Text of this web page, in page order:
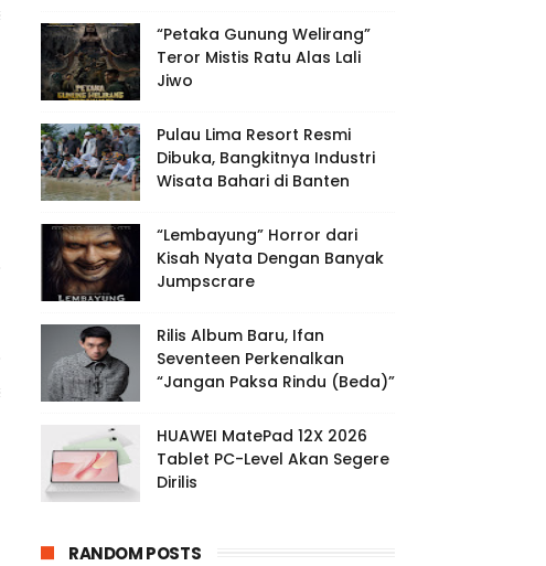
“Petaka Gunung Welirang”
Teror Mistis Ratu Alas Lali
Jiwo
Pulau Lima Resort Resmi
Dibuka, Bangkitnya Industri
Wisata Bahari di Banten
“Lembayung” Horror dari
Kisah Nyata Dengan Banyak
Jumpscrare
Rilis Album Baru, Ifan
Seventeen Perkenalkan
“Jangan Paksa Rindu (Beda)”
HUAWEI MatePad 12X 2026
Tablet PC-Level Akan Segere
Dirilis
RANDOM POSTS